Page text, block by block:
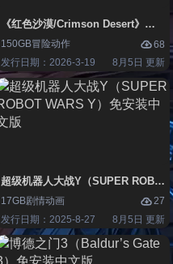
《红色沙漠/Crimson Desert》免安
150GB冒险动作
68
发行日期：2026-3-19
8月5日 更新
超级机器人大战Y（SUPER
17GB剧情动画
27
发行日期：2025-8-27
8月5日 更新